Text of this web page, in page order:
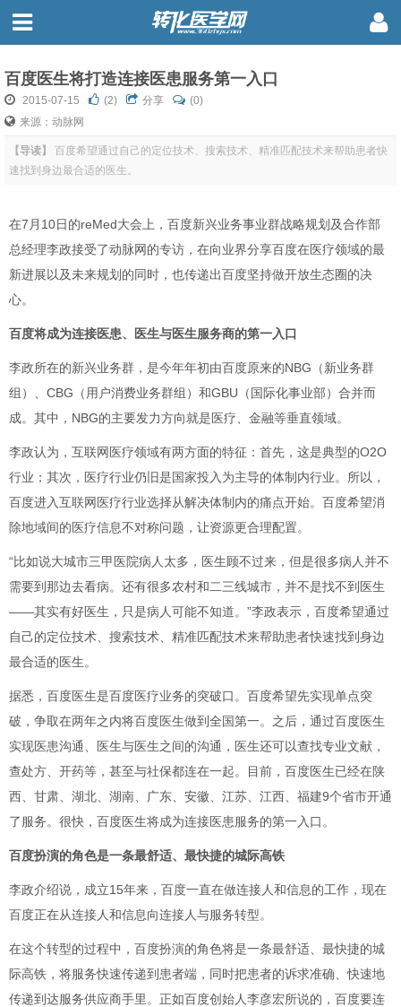
百度医生将打造连接医患服务第一入口
2015-07-15 (2) 分享
(0)
来源：动脉网
【导读】
百度希望通过自己的定位技术、搜索技术、精准匹配技术来帮助患者快
速找到身边最合适的医生。
在7月10日的reMed大会上，百度新兴业务事业群战略规划及合作部
总经理李政接受了动脉网的专访，在向业界分享百度在医疗领域的最
新进展以及未来规划的同时，也传递出百度坚持做开放生态圈的决
心。
百度将成为连接医患、医生与医生服务商的第一入口
李政所在的新兴业务群，是今年年初由百度原来的NBG（新业务群
组）、CBG（用户消费业务群组）和GBU（国际化事业部）合并而
成。其中，NBG的主要发力方向就是医疗、金融等垂直领域。
李政认为，互联网医疗领域有两方面的特征：首先，这是典型的O2O
行业；其次，医疗行业仍旧是国家投入为主导的体制内行业。所以，
百度进入互联网医疗行业选择从解决体制内的痛点开始。百度希望消
除地域间的医疗信息不对称问题，让资源更合理配置。
“比如说大城市三甲医院病人太多，医生顾不过来，但是很多病人并不
需要到那边去看病。还有很多农村和二三线城市，并不是找不到医生
――其实有好医生，只是病人可能不知道。”李政表示，百度希望通过
自己的定位技术、搜索技术、精准匹配技术来帮助患者快速找到身边
最合适的医生。
据悉，百度医生是百度医疗业务的突破口。百度希望先实现单点突
破，争取在两年之内将百度医生做到全国第一。之后，通过百度医生
实现医患沟通、医生与医生之间的沟通，医生还可以查找专业文献，
查处方、开药等，甚至与社保都连在一起。目前，百度医生已经在陕
西、甘肃、湖北、湖南、广东、安徽、江苏、江西、福建9个省市开通
了服务。很快，百度医生将成为连接医患服务的第一入口。
百度扮演的角色是一条最舒适、最快捷的城际高铁
李政介绍说，成立15年来，百度一直在做连接人和信息的工作，现在
百度正在从连接人和信息向连接人与服务转型。
在这个转型的过程中，百度扮演的角色将是一条最舒适、最快捷的城
际高铁，将服务快速传递到患者端，同时把患者的诉求准确、快速地
传递到达服务供应商手里。正如百度创始人李彦宏所说的，百度要连